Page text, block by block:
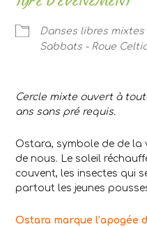
Danses libres mixtes
Sabbats - Roue
Cercle mixte ouvert à
ans sans pré requis.
Ostara, symbole de de
de nous. Le soleil
couvent, les insectes qui
partout les jeunes
Ostara marque l’apogée